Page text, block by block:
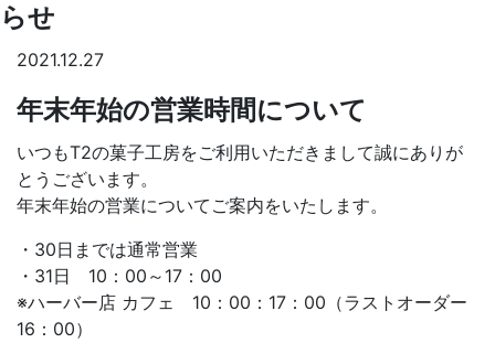
らせ
2021.12.27
年末年始の営業時間について
いつもT2の菓子工房をご利用いただきまして誠にありが
とうございます。
年末年始の営業についてご案内をいたします。
・30日までは通常営業
・31日 10：00～17：00
※ハーバー店 カフェ 10：00：17：00（ラストオーダー
16：00）